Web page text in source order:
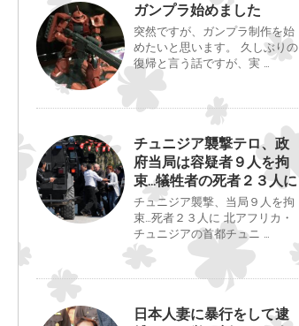
ガンプラ始めました
突然ですが、ガンプラ制作を始
めたいと思います。 久しぶりの
復帰と言う話ですが、実 …
チュニジア襲撃テロ、政
府当局は容疑者９人を拘
束…犠牲者の死者２３人に
チュニジア襲撃、当局９人を拘
束…死者２３人に 北アフリカ・
チュニジアの首都チュニ …
日本人妻に暴行をして逮